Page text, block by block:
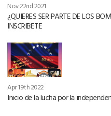
Nov 22nd 2021
¿QUIERES SER PARTE DE LOS
INSCRIBETE
Apr 19th 2022
Inicio de la lucha por la